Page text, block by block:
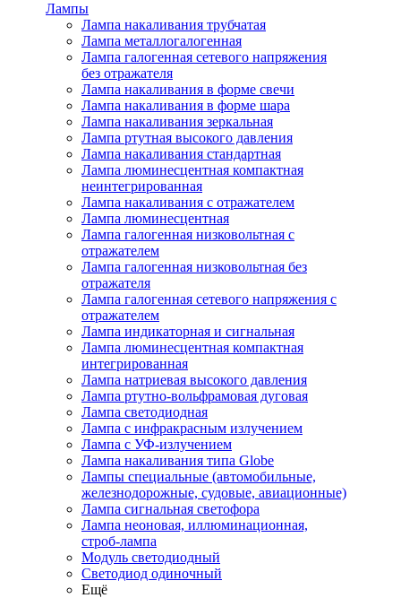
Лампы
Лампа накаливания трубчатая
Лампа металлогалогенная
Лампа галогенная сетевого напряжения
без отражателя
Лампа накаливания в форме свечи
Лампа накаливания в форме шара
Лампа накаливания зеркальная
Лампа ртутная высокого давления
Лампа накаливания стандартная
Лампа люминесцентная компактная
неинтегрированная
Лампа накаливания с отражателем
Лампа люминесцентная
Лампа галогенная низковольтная с
отражателем
Лампа галогенная низковольтная без
отражателя
Лампа галогенная сетевого напряжения с
отражателем
Лампа индикаторная и сигнальная
Лампа люминесцентная компактная
интегрированная
Лампа натриевая высокого давления
Лампа ртутно-вольфрамовая дуговая
Лампа светодиодная
Лампа с инфракрасным излучением
Лампа с УФ-излучением
Лампа накаливания типа Globe
Лампы специальные (автомобильные,
железнодорожные, судовые, авиационные)
Лампа сигнальная светофора
Лампа неоновая, иллюминационная,
строб-лампа
Модуль светодиодный
Светодиод одиночный
Ещё